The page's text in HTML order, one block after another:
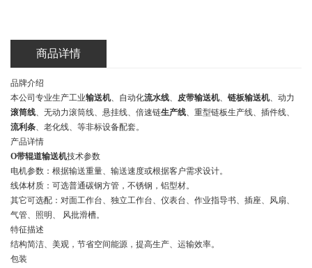
商品详情
品牌介绍
本公司专业生产工业输送机、自动化流水线、 皮带输送机、 链板输送机、动力
滚筒线、无动力滚筒线、悬挂线、倍速链生产线、重型链板生产线、插件线、
流利条、老化线、等非标设备配套。
产品详情
O带辊道输送机技术参数
电机参数：根据输送重量、输送速度或根据客户需求设计。
线体材质：可选普通碳钢方管，不锈钢，铝型材。
其它可选配：对面工作台、独立工作台、仪表台、作业指导书、插座、风扇、
气管、照明、 风批滑槽。
特征描述
结构简洁、美观，节省空间能源，提高生产、运输效率。
包装